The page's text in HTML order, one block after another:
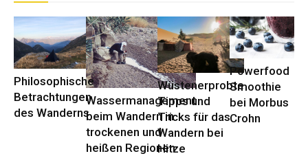
Philosophische
Betrachtungen
des Wanderns
Wassermanagement
beim Wandern in
trockenen und
heißen Regionen
Wüstenerprobte
Tipps und
Tricks für das
Wandern bei
Hitze
Powerfood
Smoothie
bei Morbus
Crohn